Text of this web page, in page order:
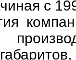
с